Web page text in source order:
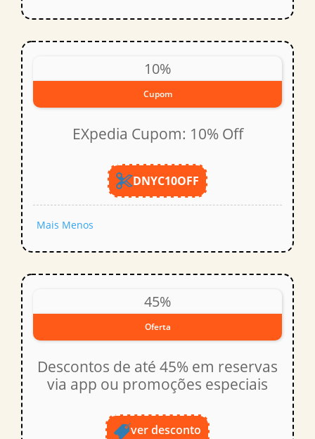
10%
Cupom
EXpedia Cupom: 10% Off
DNYC10OFF
Mais Menos
45%
Oferta
Descontos de até 45% em reservas
via app ou promoções especiais
ver desconto